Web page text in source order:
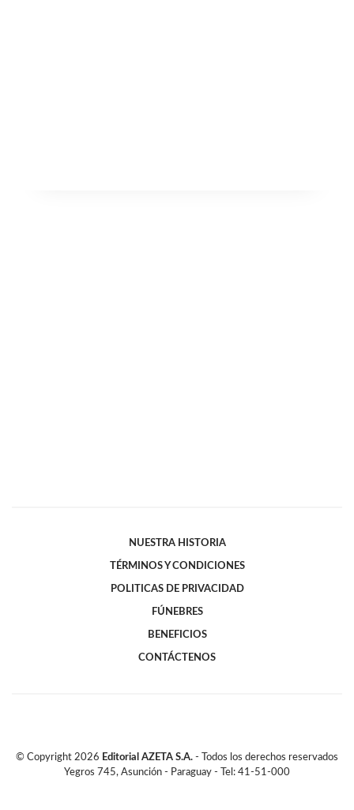
NUESTRA HISTORIA
TÉRMINOS Y CONDICIONES
POLITICAS DE PRIVACIDAD
FÚNEBRES
BENEFICIOS
CONTÁCTENOS
© Copyright 2026 Editorial AZETA S.A. - Todos los derechos reservados
Yegros 745, Asunción - Paraguay - Tel: 41-51-000